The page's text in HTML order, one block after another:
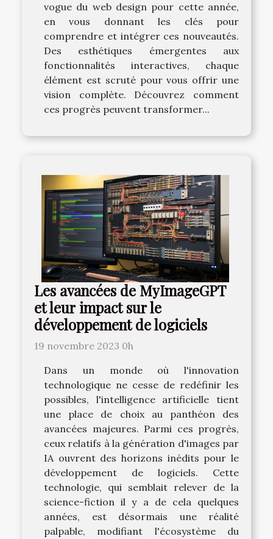
vogue du web design pour cette année,
en vous donnant les clés pour
comprendre et intégrer ces nouveautés.
Des esthétiques émergentes aux
fonctionnalités interactives, chaque
élément est scruté pour vous offrir une
vision complète. Découvrez comment
ces progrès peuvent transformer...
Les avancées de MyImageGPT
et leur impact sur le
développement de logiciels
19 novembre 2023 0h
Dans un monde où l'innovation
technologique ne cesse de redéfinir les
possibles, l'intelligence artificielle tient
une place de choix au panthéon des
avancées majeures. Parmi ces progrès,
ceux relatifs à la génération d'images par
IA ouvrent des horizons inédits pour le
développement de logiciels. Cette
technologie, qui semblait relever de la
science-fiction il y a de cela quelques
années, est désormais une réalité
palpable, modifiant l'écosystème du